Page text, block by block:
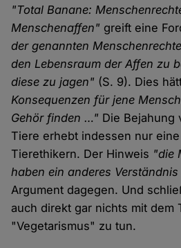
"Total Banane:
Menschenaffen" greift eine
der genannten
den Lebensraum der Affen zu
diese zu jagen" (S. 9). Dies
Konsequenzen für jene
Gehör finden …" Die Bejahung
Tiere erhebt indessen nur
Tierethikern. Der Hinweis "die
haben ein anderes
Argument dagegen. Und
auch direkt gar nichts mit dem
"Vegetarismus" zu tun.